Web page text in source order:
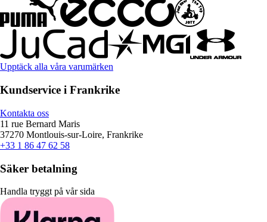
Upptäck alla våra varumärken
Kundservice i Frankrike
Kontakta oss
11 rue Bernard Maris
37270 Montlouis-sur-Loire, Frankrike
+33 1 86 47 62 58
Säker betalning
Handla tryggt på vår sida